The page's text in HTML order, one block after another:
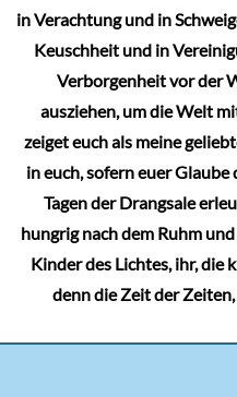
in Verachtung und in
Keuschheit und in
Verborgenheit vor der
ausziehen, um die Welt
zeiget euch als meine
in euch, sofern euer Glaube
Tagen der Drangsale
hungrig nach dem Ruhm
Kinder des Lichtes, ihr, die
denn die Zeit der Zeiten,